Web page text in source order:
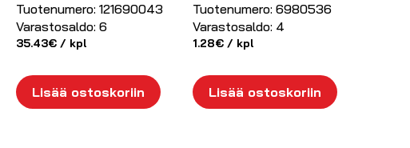
Tuotenumero: 121690043
Varastosaldo: 6
35.43€/ kpl
Lisää ostoskoriin
Tuotenumero: 6980536
Varastosaldo: 4
1.28€/ kpl
Lisää ostoskoriin